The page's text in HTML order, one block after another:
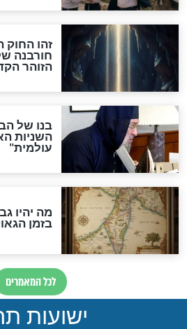
האם לאחר
אפשר לחזור
לכל המאמרים
להמתקת